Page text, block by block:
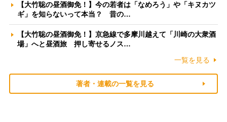
【大竹聡の昼酒御免！】今の若者は「なめろう」や「キヌカツ
ギ」を知らないって本当？ 昔の…
【大竹聡の昼酒御免！】京急線で多摩川越えて「川崎の大衆酒
場」へと昼酒旅 押し寄せるノス…
一覧を見る
著者・連載の一覧を見る